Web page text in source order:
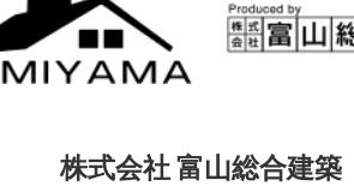
株式会社 富山総合建築